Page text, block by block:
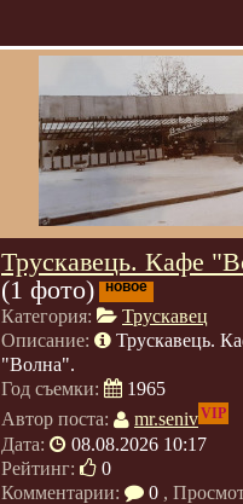
Трускавець. Кафе
(1 фото)
новое
Категория:
Трускавец
Описание:
Трускавець.
"Волна".
Год съемки:
1965
Автор поста:
mr.senivVIP
Дата:
08.08.2026 10:17
Рейтинг:
0
Комментарии:
0 ,